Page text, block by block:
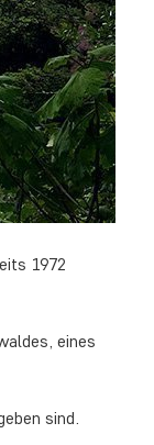
1972
eines
sind.